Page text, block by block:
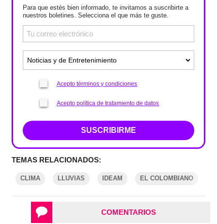
Para que estés bien informado, te invitamos a suscribirte a
nuestros boletines. Selecciona el que más te guste.
Acepto términos y condiciones
Acepto política de tratamiento de datos
SUSCRIBIRME
TEMAS RELACIONADOS:
CLIMA LLUVIAS IDEAM EL COLOMBIANO
COMENTARIOS